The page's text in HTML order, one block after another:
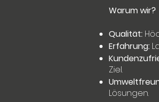
Warum wir?
Qualität:
Erfahrung:
Ziel.
Lösungen.